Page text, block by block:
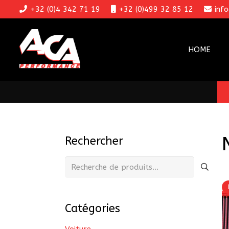
+32 (0)4 342 71 19 +32 (0)499 32 85 12
HOME
Rechercher
Recherche
Catégories